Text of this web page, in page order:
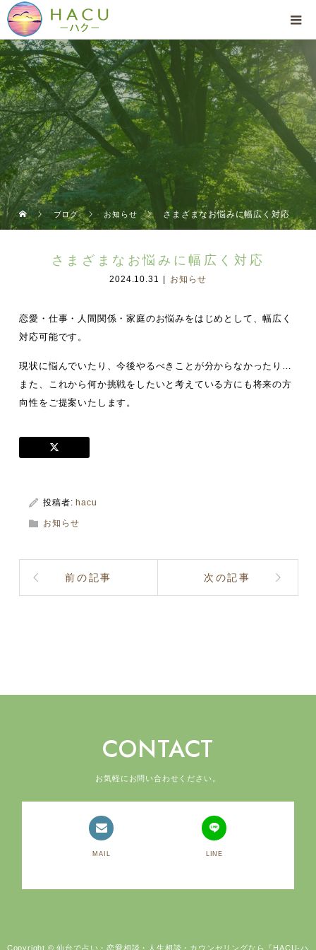
ブログ お知らせ さまざまなお悩みに幅広く対応
さまざまなお悩みに幅広く対応
2024.10.31 お知らせ
恋愛・仕事・人間関係・家庭のお悩みをはじめとして、幅広く
対応可能です。
現状に悩んでいたり、今後やるべきことが分からなかったり…
また、これから何か挑戦をしたいと考えている方にも将来の方
向性をご提案いたします。
投稿者: hacu
お知らせ
前の記事 次の記事
CONTACT
お気軽にお問い合わせください。
MAIL LINE
Copyright © 仙台で占い・恋愛相談・人生相談・カウンセリングなら『HACU-ハ